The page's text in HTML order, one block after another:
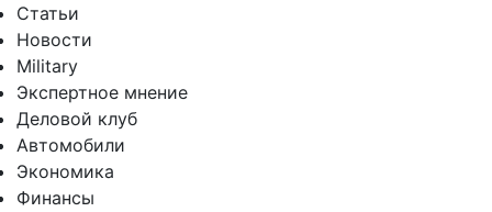
Статьи
Новости
Military
Экспертное мнение
Деловой клуб
Автомобили
Экономика
Финансы